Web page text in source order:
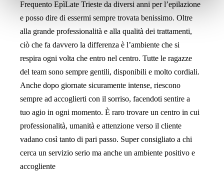
dati e le modalità per l’esercizio dei suoi diritti), può
consultare l’informativa privacyqui.
Frequento EpìLate Trieste da diversi anni per l’epilazione
e posso dire di essermi sempre trovata benissimo. Oltre
alla grande professionalità e alla qualità dei trattamenti,
ciò che fa davvero la differenza è l’ambiente che si
respira ogni volta che entro nel centro. Tutte le ragazze
del team sono sempre gentili, disponibili e molto cordiali.
Anche dopo giornate sicuramente intense, riescono
sempre ad accoglierti con il sorriso, facendoti sentire a
tuo agio in ogni momento. È raro trovare un centro in cui
professionalità, umanità e attenzione verso il cliente
vadano così tanto di pari passo. Super consigliato a chi
cerca un servizio serio ma anche un ambiente positivo e
accogliente